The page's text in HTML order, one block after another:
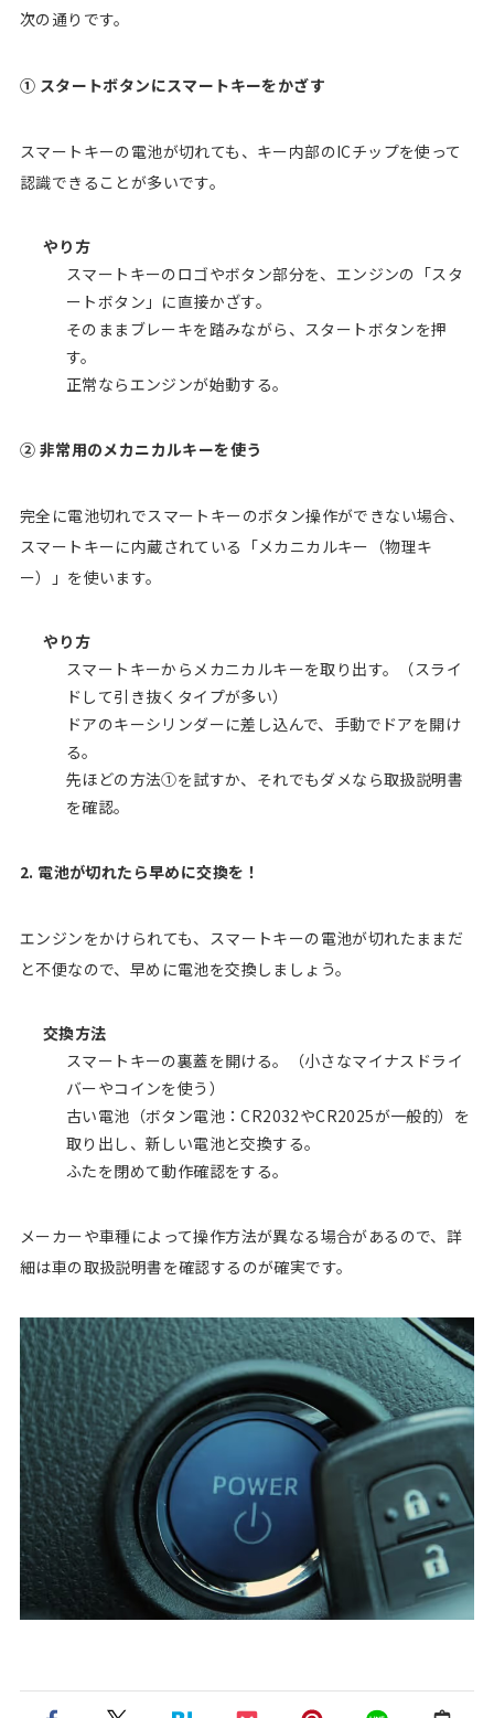
次の通りです。
① スタートボタンにスマートキーをかざす
スマートキーの電池が切れても、キー内部のICチップを使って
認識できることが多いです。
やり方
スマートキーのロゴやボタン部分を、エンジンの「スタ
ートボタン」に直接かざす。
そのままブレーキを踏みながら、スタートボタンを押
す。
正常ならエンジンが始動する。
② 非常用のメカニカルキーを使う
完全に電池切れでスマートキーのボタン操作ができない場合、
スマートキーに内蔵されている「メカニカルキー（物理キ
ー）」を使います。
やり方
スマートキーからメカニカルキーを取り出す。（スライ
ドして引き抜くタイプが多い）
ドアのキーシリンダーに差し込んで、手動でドアを開け
る。
先ほどの方法①を試すか、それでもダメなら取扱説明書
を確認。
2. 電池が切れたら早めに交換を！
エンジンをかけられても、スマートキーの電池が切れたままだ
と不便なので、早めに電池を交換しましょう。
交換方法
スマートキーの裏蓋を開ける。（小さなマイナスドライ
バーやコインを使う）
古い電池（ボタン電池：CR2032やCR2025が一般的）を
取り出し、新しい電池と交換する。
ふたを閉めて動作確認をする。
メーカーや車種によって操作方法が異なる場合があるので、詳
細は車の取扱説明書を確認するのが確実です。